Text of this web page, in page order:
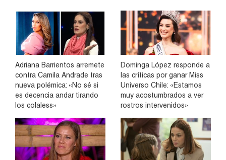
Adriana Barrientos arremete
contra Camila Andrade tras
nueva polémica: «No sé si
es decencia andar tirando
los colaless»
Dominga López responde a
las críticas por ganar Miss
Universo Chile: «Estamos
muy acostumbrados a ver
rostros intervenidos»